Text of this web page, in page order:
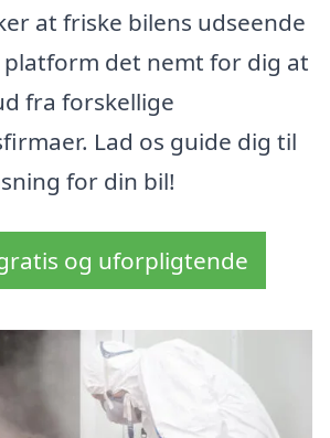
at friske bilens udseende
det nemt for dig at
fra forskellige
Lad os guide dig til
for din bil!
og uforpligtende